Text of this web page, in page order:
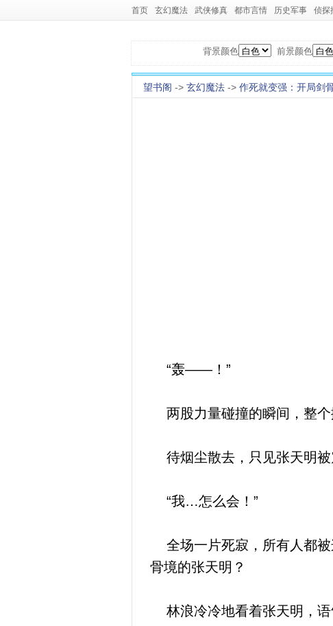
首页 玄幻魔法 武侠修真 都市言情 历史军事 侦探
背景颜色 前景颜色
望书阁 -> 玄幻魔法 -> 作死就变强：开局剑
“轰——！”
两股力量碰撞的瞬间，整个
待烟尘散去，只见张天明被
“我…怎么会！”
全场一片死寂，所有人都被
骨境的张天明？
林浪冷冷地看着张天明，语